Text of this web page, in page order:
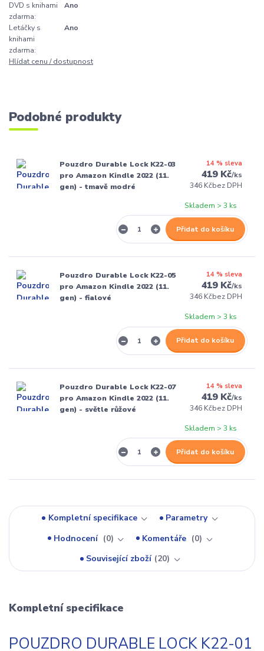
DVD s knihami
zdarma:
Ano
Letáčky s
knihami
zdarma:
Ano
Hlídat cenu / dostupnost
Podobné produkty
Pouzdro Durable Lock K22-03
pro Amazon Kindle 2022 (11.
gen) - tmavě modré
14 % sleva
419 Kč/ks
346 Kčbez DPH
Skladem > 3 ks
Přidat do košíku
Pouzdro Durable Lock K22-05
pro Amazon Kindle 2022 (11.
gen) - fialové
14 % sleva
419 Kč/ks
346 Kčbez DPH
Skladem > 3 ks
Přidat do košíku
Pouzdro Durable Lock K22-07
pro Amazon Kindle 2022 (11.
gen) - světle růžové
14 % sleva
419 Kč/ks
346 Kčbez DPH
Skladem > 3 ks
Přidat do košíku
Kompletní specifikace
Parametry
Hodnocení
0 Komentáře
0
Související zboží 20
Kompletní specifikace
POUZDRO DURABLE LOCK K22-01